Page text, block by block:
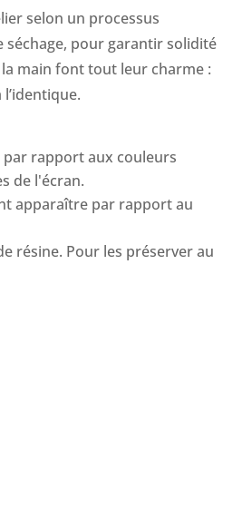
selon un processus
séchage, pour garantir solidité
main font tout leur charme :
rapport aux couleurs
de l'écran.
apparaître par rapport au
résine. Pour les préserver au